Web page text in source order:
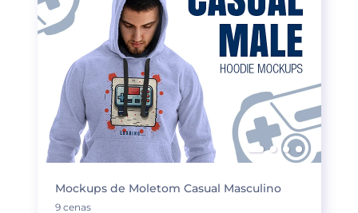
Mockups de Moletom Casual Masculino
9 cenas